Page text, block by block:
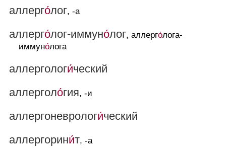
аллерго́лог, -а
аллерго́лог-иммуно́лог, аллерго́лога-
иммуно́лога
аллергологи́ческий
аллерголо́гия, -и
аллергоневрологи́ческий
аллергорини́т, -а